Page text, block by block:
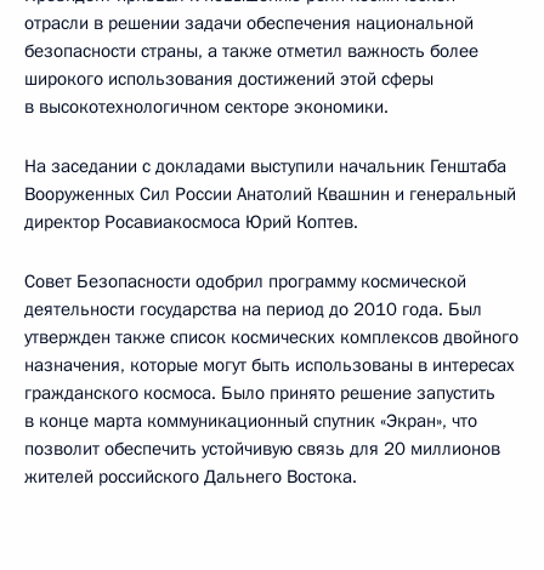
отрасли в решении задачи обеспечения национальной
безопасности страны, а также отметил важность более
широкого использования достижений этой сферы
в высокотехнологичном секторе экономики.
На заседании с докладами выступили начальник Генштаба
Вооруженных Сил России Анатолий Квашнин и генеральный
директор Росавиакосмоса Юрий Коптев.
Совет Безопасности одобрил программу космической
деятельности государства на период до 2010 года. Был
утвержден также список космических комплексов двойного
назначения, которые могут быть использованы в интересах
гражданского космоса. Было принято решение запустить
в конце марта коммуникационный спутник «Экран», что
позволит обеспечить устойчивую связь для 20 миллионов
жителей российского Дальнего Востока.